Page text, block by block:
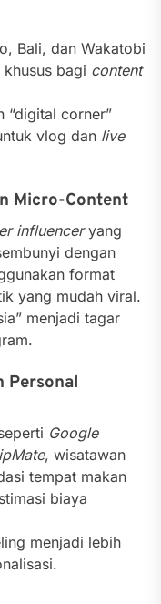
Bali, dan Wakatobi
bagi content
“digital corner”
vlog dan live
Micro-Content
influenceryang
dengan
format
yang mudah viral.
menjadi tagar
Personal
Google
, wisatawan
tempat makan
biaya
menjadi lebih